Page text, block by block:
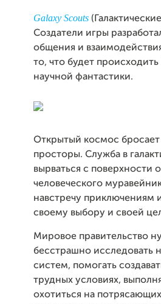
Galaxy Scouts
Создатели игры
общения и
то, что будет
научной фантастики.
Открытый космос бросает
просторы. Служба в
вырваться с поверхности
человеческого
навстречу приключениям
своему выбору и своей
Мировое правительство
бесстрашно исследовать
систем, помогать
трудных условиях,
охотиться на